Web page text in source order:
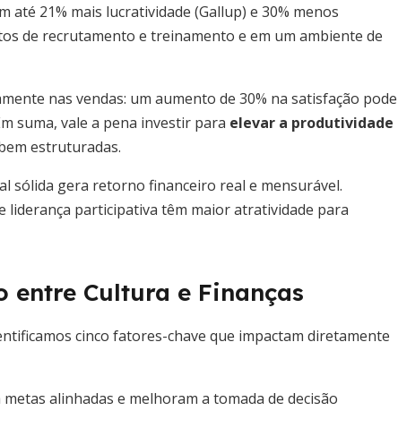
21% mais lucratividade (Gallup) e 30% menos
de recrutamento e treinamento e em um ambiente de
nas vendas: um aumento de 30% na satisfação pode
suma, vale a pena investir para elevar a produtividade
estruturadas.
sólida gera retorno financeiro real e mensurável.
liderança participativa têm maior atratividade para
entre Cultura e Finanças
cinco fatores-chave que impactam diretamente
alinhadas e melhoram a tomada de decisão